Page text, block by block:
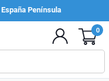
Península
0